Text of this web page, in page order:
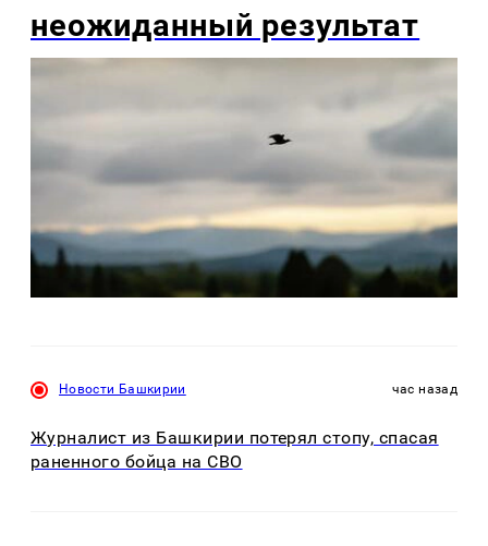
неожиданный результат
Новости Башкирии час назад
Журналист из Башкирии потерял стопу, спасая
раненного бойца на СВО